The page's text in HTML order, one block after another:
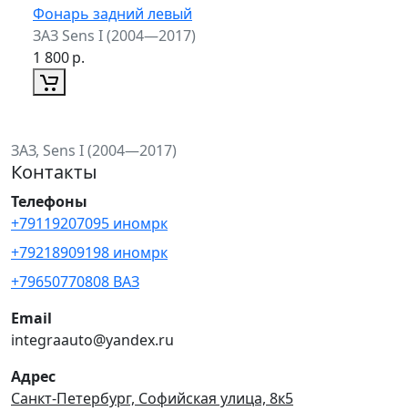
Фонарь задний левый
ЗАЗ Sens I (2004—2017)
1 800р.
ЗАЗ, Sens I (2004—2017)
Контакты
Телефоны
+79119207095 иномрк
+79218909198 иномрк
+79650770808 ВАЗ
Email
integraauto@yandex.ru
Адрес
Санкт-Петербург, Софийская улица, 8к5